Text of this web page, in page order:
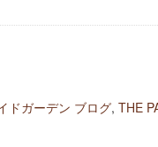
ドガーデン ブログ, THE